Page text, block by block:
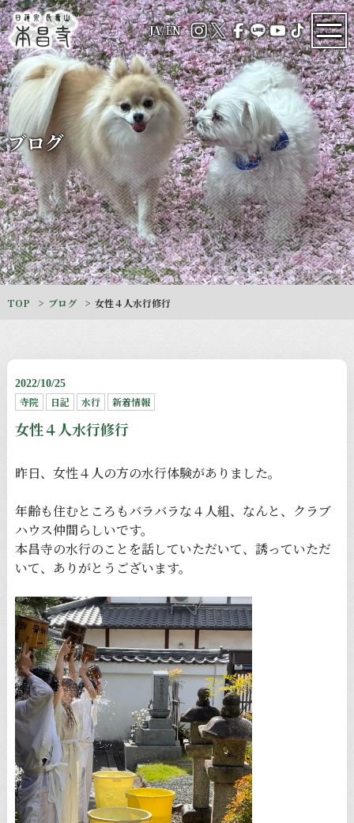
JA/EN
ブログ
TOP ブログ 女性４人水行修行
2022/10/25
寺院 日記 水行 新着情報
女性４人水行修行
昨日、女性４人の方の水行体験がありました。
年齢も住むところもバラバラな４人組、なんと、クラブ
ハウス仲間らしいです。
本昌寺の水行のことを話していただいて、誘っていただ
いて、ありがとうございます。